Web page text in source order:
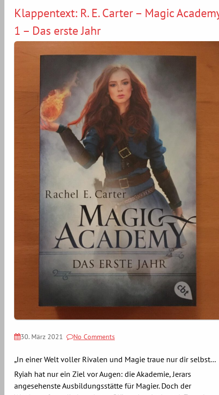
Klappentext: R. E. Carter – Magic
1 – Das erste Jahr
30. März 2021 No Comments
„In einer Welt voller Rivalen und Magie traue nur dir selbst…
Ryiah hat nur ein Ziel vor Augen: die Akademie, Jerars
angesehenste Ausbildungsstätte für Magier. Doch der